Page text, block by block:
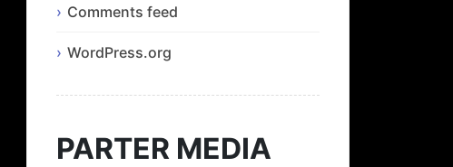
Comments feed
WordPress.org
PARTER MEDIA